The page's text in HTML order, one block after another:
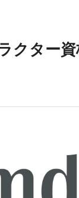
クター資